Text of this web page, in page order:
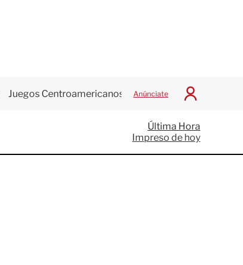
Juegos Centroamericanos Anúnciate
I
c
i
a
Última Hora
Impreso de hoy